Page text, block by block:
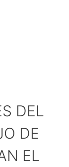
DEL
DE
EL